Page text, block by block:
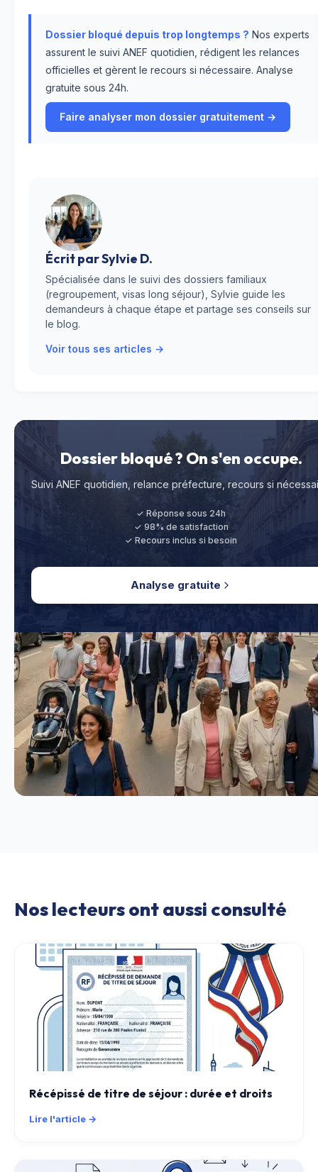
Dossier bloqué depuis trop longtemps ? Nos experts
assurent le suivi ANEF quotidien, rédigent les relances
officielles et gèrent le recours si nécessaire. Analyse
gratuite sous 24h.
Faire analyser mon dossier gratuitement →
Écrit parSylvie D.
Spécialisée dans le suivi des dossiers familiaux
(regroupement, visas long séjour), Sylvie guide les
demandeurs à chaque étape et partage ses conseils sur
le blog.
Voir tous ses articles →
Dossier bloqué ? On s'en occupe.
Suivi ANEF quotidien, relance préfecture, recours si
✓ Réponse sous 24h
✓ 98% de satisfaction
✓ Recours inclus si besoin
Analyse gratuite
Nos lecteurs ont aussi consulté
Récépissé de titre de séjour : durée et droits
Lire l'article →